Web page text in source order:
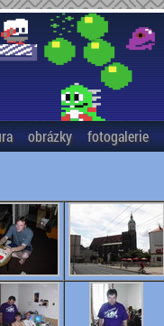
obrázky fotogalerie